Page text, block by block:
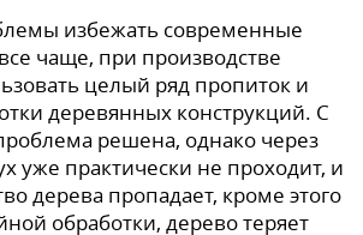
избежать современные
чаще, при производстве
целый ряд пропиток и
деревянных конструкций. С
решена, однако через
уже практически не проходит, и
дерева пропадает, кроме этого
обработки, дерево теряет